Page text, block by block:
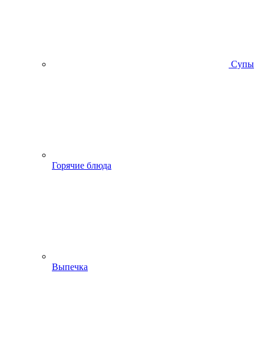
Супы
Горячие блюда
Выпечка